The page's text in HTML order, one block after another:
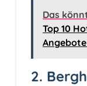
Das
Top 10
2.